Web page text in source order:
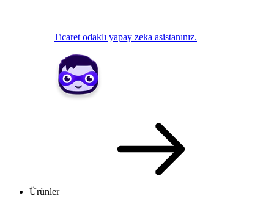
Ticaret odaklı yapay zeka asistanınız.
Ürünler